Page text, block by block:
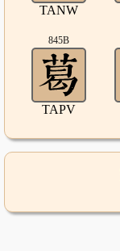
TANW
845B
TAPV